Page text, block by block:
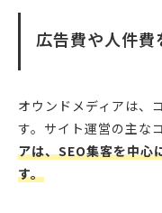
広告費や人件費
オウンドメディアは、
す。サイト運営の主な
アは、SEO集客を中心
す。